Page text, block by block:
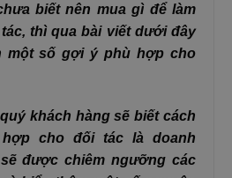
biết nên mua gì để làm
thì qua bài viết dưới đây
một số gợi ý phù hợp cho
khách hàng sẽ biết cách
cho đối tác là doanh
được chiêm ngưỡng các